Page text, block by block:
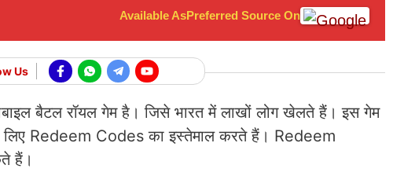
Available AsPreferred Source On
Us
बैटल रॉयल गेम है। जिसे भारत में लाखों लोग खेलते हैं। इस गेम
Redeem Codes का इस्तेमाल करते हैं। Redeem
हैं।